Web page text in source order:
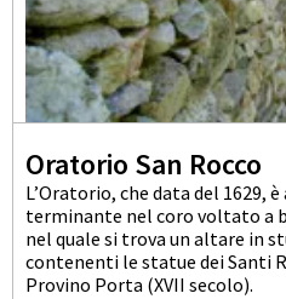
Oratorio San Rocco
L’Oratorio, che data del 1629,
terminante nel coro voltato a
nel quale si trova un altare in
contenenti le statue dei Santi
Provino Porta (XVII secolo).